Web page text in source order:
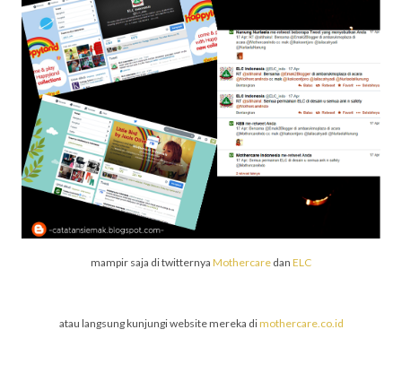
mampir saja di twitternya Mothercare dan ELC
atau langsung kunjungi website mereka dimothercare.co.id